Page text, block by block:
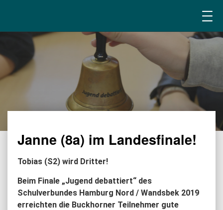
Janne (8a) im Landesfinale!
Tobias (S2) wird Dritter!
Beim Finale „Jugend debattiert“ des
Schulverbundes Hamburg Nord / Wandsbek 2019
erreichten die Buckhorner Teilnehmer gute